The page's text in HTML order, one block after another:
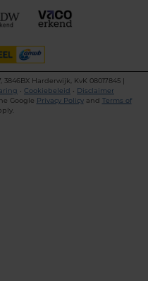
Harderwijk, KvK 08017845 |
• Cookiebeleid • Disclaimer
Google Privacy Policyand Terms of